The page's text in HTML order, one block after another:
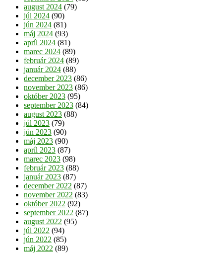
august 2024 (79)
júl 2024 (90)
jún 2024 (81)
máj 2024 (93)
apríl 2024 (81)
marec 2024 (89)
február 2024 (89)
január 2024 (88)
december 2023 (86)
november 2023 (86)
október 2023 (95)
september 2023 (84)
august 2023 (88)
júl 2023 (79)
jún 2023 (90)
máj 2023 (90)
apríl 2023 (87)
marec 2023 (98)
február 2023 (88)
január 2023 (87)
december 2022 (87)
november 2022 (83)
október 2022 (92)
september 2022 (87)
august 2022 (95)
júl 2022 (94)
jún 2022 (85)
máj 2022 (89)